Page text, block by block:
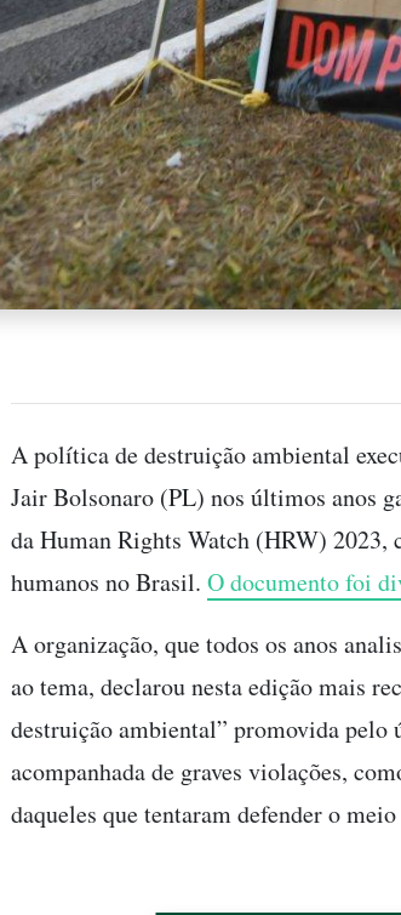
A política de destruição ambiental
Jair Bolsonaro (PL) nos últimos anos
da Human Rights Watch (HRW)
humanos no Brasil. O documento foi
A organização, que todos os anos
ao tema, declarou nesta edição mais
destruição ambiental” promovida
acompanhada de graves violações,
daqueles que tentaram defender o